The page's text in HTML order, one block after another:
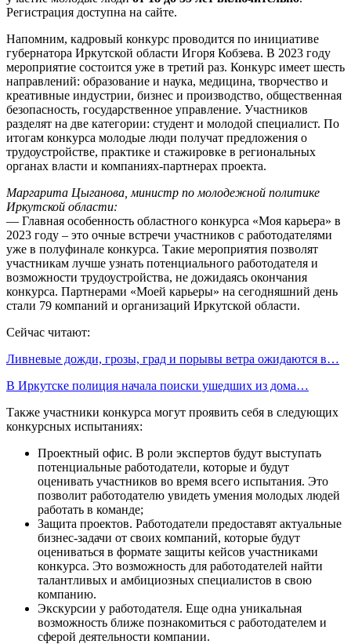
Регистрация доступна на сайте.
Напомним, кадровый конкурс проводится по инициативе
губернатора Иркутской области Игоря Кобзева. В 2023 году
мероприятие состоится уже в третий раз. Конкурс имеет шесть
направлений: образование и наука, медицина, творчество и
креативные индустрии, бизнес и производство, общественная
безопасность, государственное управление. Участников
разделят на две категории: студент и молодой специалист. По
итогам конкурса молодые люди получат предложения о
трудоустройстве, практике и стажировке в региональных
органах власти и компаниях-партнерах проекта.
Маргарита Цыганова, министр по молодежной политике
Иркутской области:
— Главная особенность областного конкурса «Моя карьера» в
2023 году – это очные встречи участников с работодателями
уже в полуфинале конкурса. Такие мероприятия позволят
участникам лучше узнать потенциального работодателя и
возможности трудоустройства, не дожидаясь окончания
конкурса. Партнерами «Моей карьеры» на сегодняшний день
стали 79 компаний и организаций Иркутской области.
Сейчас читают:
Ливневые дожди, грозы, град и порывы ветра ожидаются в…
В Иркутске полиция начала поиски ушедших из дома…
Также участники конкурса могут проявить себя в следующих
конкурсных испытаниях:
Проектный офис. В роли экспертов будут выступать
потенциальные работодатели, которые и будут
оценивать участников во время всего испытания. Это
позволит работодателю увидеть умения молодых людей
работать в команде;
Защита проектов. Работодатели предоставят актуальные
бизнес-задачи от своих компаний, которые будут
оцениваться в формате защиты кейсов участниками
конкурса. Это возможность для работодателей найти
талантливых и амбициозных специалистов в свою
компанию.
Экскурсии у работодателя. Еще одна уникальная
возможность ближе познакомиться с работодателем и
сферой деятельности компании.